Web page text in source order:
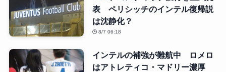
表 ペリシッチのインテル復帰説
は沈静化？
8/7 06:18
インテルの補強が難航中 ロメロ
はアトレティコ・マドリー濃厚